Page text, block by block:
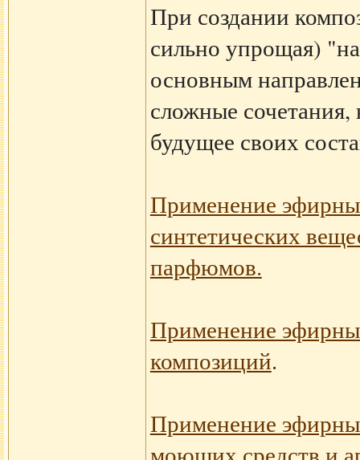
При создании
сильно упрощая)
основным
сложные
будущее своих
Применение
синтетических
парфюмов.
Применение
композиций.
Применение